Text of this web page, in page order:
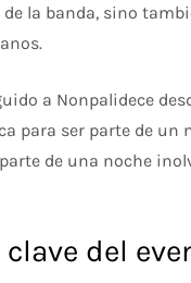
la banda, sino
a Nonpalidece
para ser parte de un
de una noche
del